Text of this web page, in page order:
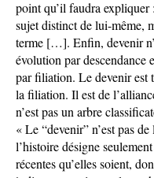
point qu’il faudra expliquer
sujet distinct de lui-même,
terme […]. Enfin, devenir
évolution par
par filiation. Le devenir est
la filiation. Il est de
n’est pas un arbre
« Le “devenir” n’est pas
l’histoire désigne
récentes qu’elles soient,